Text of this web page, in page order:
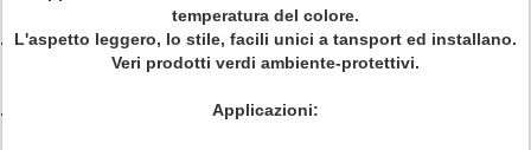
temperatura del colore.
L'aspetto leggero, lo stile, facili unici a tansport ed installano.
Veri prodotti verdi ambiente-protettivi.
Applicazioni: